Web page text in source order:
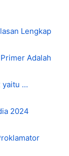
Lengkap
Adalah
yaitu …
2024